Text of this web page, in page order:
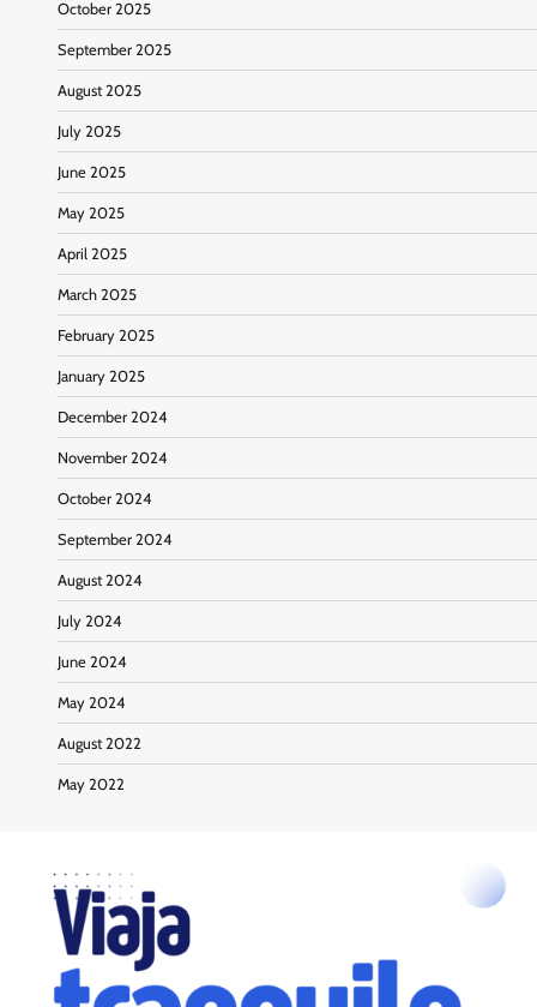
October 2025
September 2025
August 2025
July 2025
June 2025
May 2025
April 2025
March 2025
February 2025
January 2025
December 2024
November 2024
October 2024
September 2024
August 2024
July 2024
June 2024
May 2024
August 2022
May 2022